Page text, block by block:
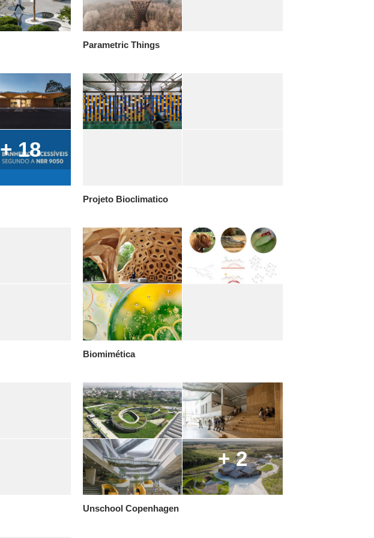
Parametric Things
+ 18
Projeto Bioclimatico
Biomimética
+ 2
Unschool Copenhagen